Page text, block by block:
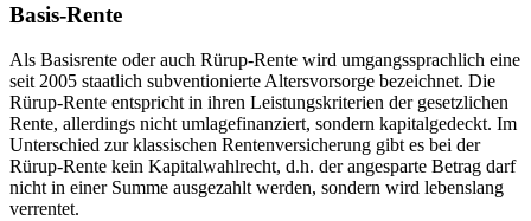
Basis-Rente
Als Basisrente oder auch Rürup-Rente wird umgangssprachlich eine
seit 2005 staatlich subventionierte Altersvorsorge bezeichnet. Die
Rürup-Rente entspricht in ihren Leistungskriterien der gesetzlichen
Rente, allerdings nicht umlagefinanziert, sondern kapitalgedeckt. Im
Unterschied zur klassischen Rentenversicherung gibt es bei der
Rürup-Rente kein Kapitalwahlrecht, d.h. der angesparte Betrag darf
nicht in einer Summe ausgezahlt werden, sondern wird lebenslang
verrentet.